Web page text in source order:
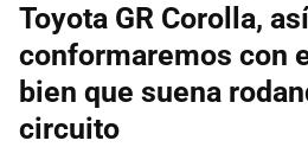
Toyota GR Corolla,
conformaremos con
bien que suena
circuito